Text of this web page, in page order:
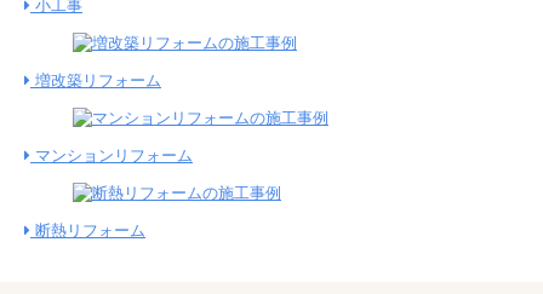
小工事
増改築リフォーム
マンションリフォーム
断熱リフォーム